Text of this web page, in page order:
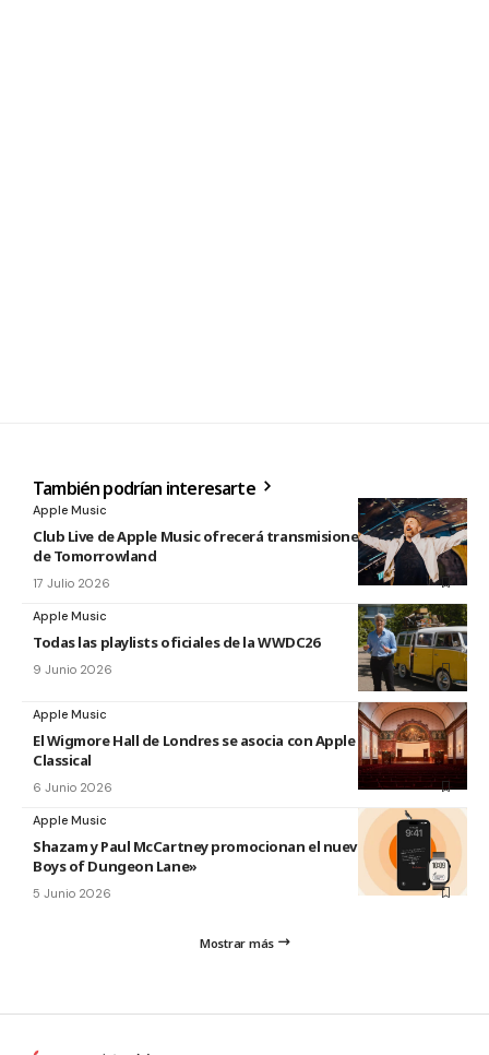
También podrían interesarte
Apple Music
Club Live de Apple Music ofrecerá transmisiones en directo
de Tomorrowland
17 Julio 2026
Apple Music
Todas las playlists oficiales de la WWDC26
9 Junio 2026
Apple Music
El Wigmore Hall de Londres se asocia con Apple Music
Classical
6 Junio 2026
Apple Music
Shazam y Paul McCartney promocionan el nuevo disco «The
Boys of Dungeon Lane»
5 Junio 2026
Mostrar más